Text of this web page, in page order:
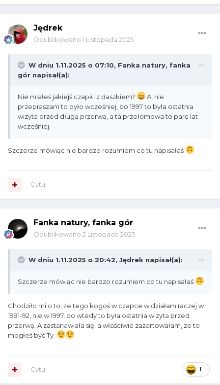
Jędrek
Opublikowano 1 Listopada 2025
W dniu 1.11.2025 o 07:10, Fanka natury, fanka
gór napisał(a):
Nie miałeś jakiejś czapki z daszkiem?
A, nie
przepraszam to było wcześniej, bo 1997 to była ostatnia
wizyta przed długą przerwą, a ta przełomowa to parę lat
wcześniej.
Szczerze mówiąc nie bardzo rozumiem co tu napisałaś
Cytuj
Fanka natury, fanka gór
Opublikowano 2 Listopada 2025
W dniu 1.11.2025 o 20:42, Jędrek napisał(a):
Szczerze mówiąc nie bardzo rozumiem co tu napisałaś
Chodziło mi o to, że tego kogoś w czapce widziałam raczej w
1991-92, nie w 1997, bo wtedy to była ostatnia wizyta przed
przerwą. A zastanawiała się, a właściwie zażartowałam, ze to
mogłeś być Ty.
1
Cytuj